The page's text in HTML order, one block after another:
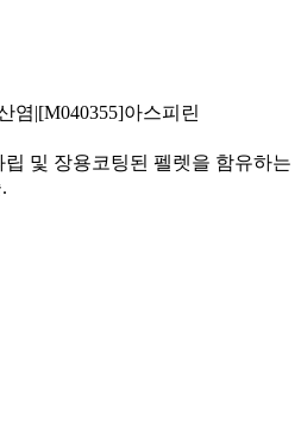
염|[M040355]아스피린
및 장용코팅된 펠렛을 함유하는